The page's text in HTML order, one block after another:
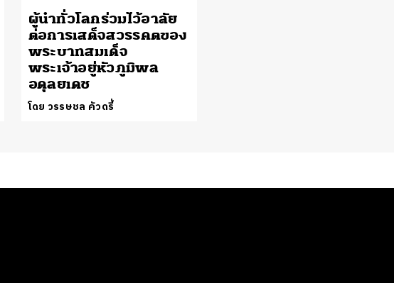
ผู้นำทั่วโลกร่วมไว้อาลัย
ต่อการเสด็จสวรรคตของ
พระบาทสมเด็จ
พระเจ้าอยู่หัวภูมิพล
อดุลยเดช
โดย วรรษชล คัวดรี้